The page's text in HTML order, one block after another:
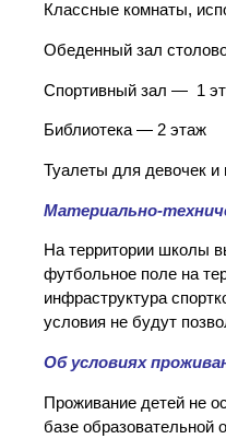
Классные комнаты,
Обеденный зал
Спортивный зал — 1
Библиотека — 2 этаж
Туалеты для девочек
Материально-
На территории школы
футбольное поле на
инфраструктура
условия не будут
Об условиях
Проживание детей не
базе образовательной